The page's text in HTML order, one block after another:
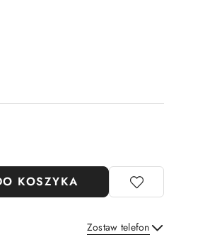
KOSZYKA
Zostaw telefon